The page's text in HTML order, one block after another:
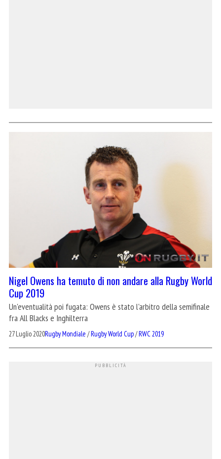
Nigel Owens ha temuto di non andare alla Rugby World
Cup 2019
Un'eventualità poi fugata: Owens è stato l'arbitro della semifinale
fra All Blacks e Inghilterra
27 Luglio 2020Rugby Mondiale /Rugby World Cup/RWC 2019